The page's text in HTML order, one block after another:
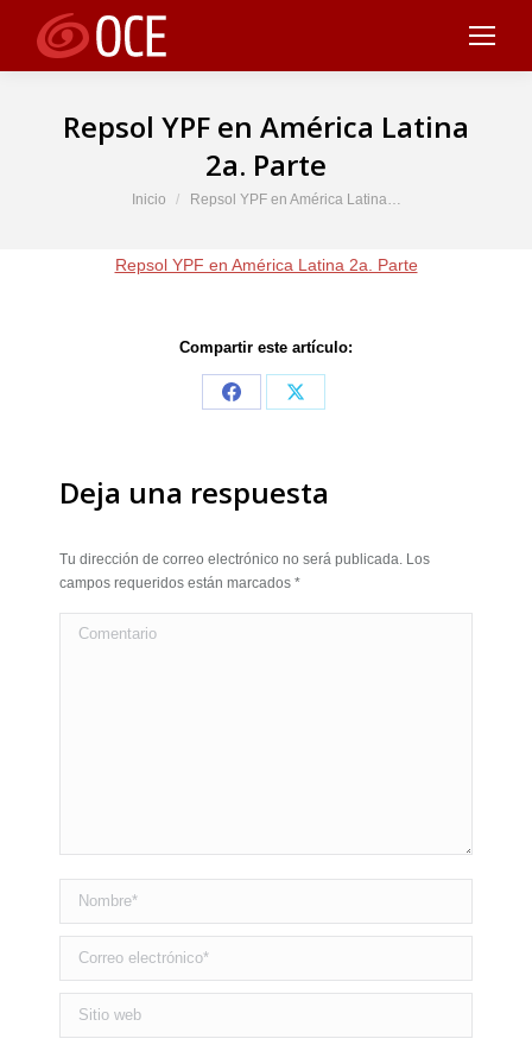
Repsol YPF en América Latina
2a. Parte
Estás aquí:
Inicio Repsol YPF en América Latina…
Repsol YPF en América Latina 2a. Parte
Compartir este artículo:
Share
Share
Deja una respuesta
Tu dirección de correo electrónico no será publicada. Los
campos requeridos están marcados *
Comentario
Nombre *
Correo electrónico *
Sitio web